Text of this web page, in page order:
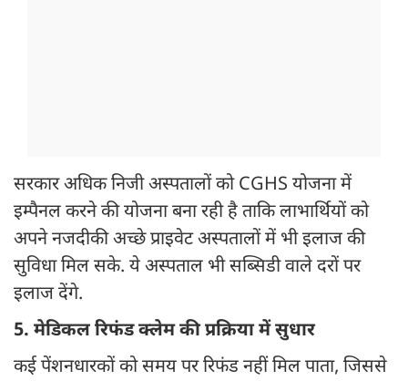
सरकार अधिक निजी अस्पतालों को CGHS योजना में
इम्पैनल करने की योजना बना रही है ताकि लाभार्थियों को
अपने नजदीकी अच्छे प्राइवेट अस्पतालों में भी इलाज की
सुविधा मिल सके. ये अस्पताल भी सब्सिडी वाले दरों पर
इलाज देंगे.
5. मेडिकल रिफंड क्लेम की प्रक्रिया में सुधार
कई पेंशनधारकों को समय पर रिफंड नहीं मिल पाता, जिससे